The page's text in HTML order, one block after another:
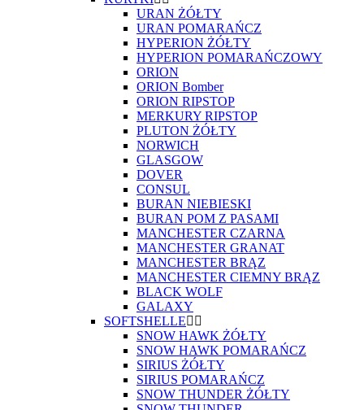
URAN ŻÓŁTY
URAN POMARAŃCZ
HYPERION ŻÓŁTY
HYPERION POMARAŃCZOWY
ORION
ORION Bomber
ORION RIPSTOP
MERKURY RIPSTOP
PLUTON ŻÓŁTY
NORWICH
GLASGOW
DOVER
CONSUL
BURAN NIEBIESKI
BURAN POM Z PASAMI
MANCHESTER CZARNA
MANCHESTER GRANAT
MANCHESTER BRĄZ
MANCHESTER CIEMNY BRĄZ
BLACK WOLF
GALAXY
SOFTSHELLE
SNOW HAWK ŻÓŁTY
SNOW HAWK POMARAŃCZ
SIRIUS ŻÓŁTY
SIRIUS POMARAŃCZ
SNOW THUNDER ŻÓŁTY